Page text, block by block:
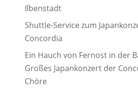
Ilbenstadt
Shuttle-Service zum
Concordia
Ein Hauch von Fernost in der
Großes Japankonzert der
Chöre